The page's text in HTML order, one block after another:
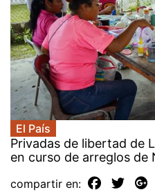
El País
Privadas de libertad de
en curso de arreglos de
compartir en: